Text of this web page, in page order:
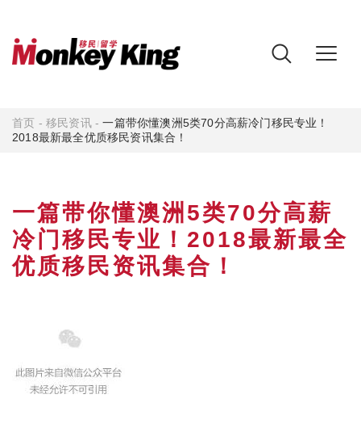
首页 -移民资讯-一篇带你懂澳洲5类70分高薪冷门移民专业！
2018最新最全优质移民资讯集合！
一篇带你懂澳洲5类70分高薪
冷门移民专业！2018最新最全
优质移民资讯集合！